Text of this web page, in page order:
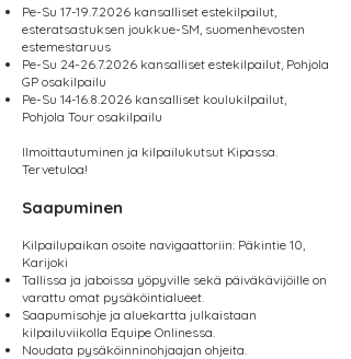
Pe-Su 17-19.7.2026 kansalliset estekilpailut,
esteratsastuksen joukkue-SM, suomenhevosten
estemestaruus
Pe-Su 24-26.7.2026 kansalliset estekilpailut, Pohjola
GP osakilpailu
Pe-Su 14-16.8.2026 kansalliset koulukilpailut,
Pohjola Tour osakilpailu
Ilmoittautuminen ja kilpailukutsut Kipassa.
Tervetuloa!
Saapuminen
Kilpailupaikan osoite navigaattoriin: Päkintie 10,
Karijoki
Tallissa ja jaboissa yöpyville sekä päiväkävijöille on
varattu omat pysäköintialueet.
Saapumisohje ja aluekartta julkaistaan
kilpailuviikolla Equipe Onlinessa.
Noudata pysäköinninohjaajan ohjeita.